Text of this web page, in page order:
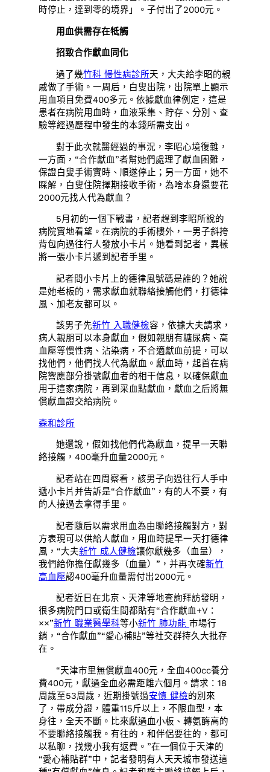
時停止，達到零的境界」。子付出了2000元。
用血供需存在牴觸
招致合作獻血同化
過了幾竹科 慢性病診所天，大夫給李昭的親
戚做了手術。一周后，白叟出院，出院單上顯示
用血項目免費400多元。依據獻血律例定，這是
患者在病院用血時，血液采集、貯存、分別、查
驗等經過歷程中發生的本錢所需支出。
對于此次就醫經過的事況，李昭心境復雜，
一方面，“合作獻血”者幫她們處理了獻血困難，
保證白叟手術實時、順遂停止；另一方面，她不
睬解，白叟住院擇期接收手術，為啥本身還要花
2000元找人代為獻血？
5月初的一個下戰書，記者趕到李昭所說的
病院實地看望。在病院的手術樓外，一男子斜挎
背包向過往行人發放小卡片。她看到記者，異樣
將一張小卡片遞到記者手里。
記者問小卡片上的德律風號碼是誰的？她說
是她老板的，需求獻血就聯絡接觸他們，打德律
風、加老友都可以。
該男子先新竹 入職健檢容，依據大夫請求，
病人親朋可以本身獻血，假如親朋有糖尿病、高
血壓等慢性病、沾染病，不合適獻血前提，可以
找他們，他們找人代為獻血。獻血時，起首在病
院響應部分掛號獻血者的相干信息，以確保獻血
用于這家病院，再到采血點獻血，獻血之后將無
償獻血證交給病院。
森和診所
她還說，假如找他們代為獻血，提早一天聯
絡接觸，400毫升血量2000元。
記者站在四周察看，該男子向過往行人手中
遞小卡片并告訴是“合作獻血”，有的人不要，有
的人接過去拿得手里。
記者隨后以需求用血為由聯絡接觸對方，對
方表現可以供給人獻血，用血時提早一天打德律
風，“大夫新竹 成人健檢讓你獻幾多（血量），
我們給你擔任獻幾多（血量）”，并再次確新竹
高血壓認400毫升血量需付出2000元。
記者近日在北京、天津等地查詢拜訪發明，
很多病院門口或衛生間都貼有“合作獻血+V：
××”新竹 職業醫學科等小新竹 肺功能市場行
銷，“合作獻血”“愛心補貼”等社交群持久大批存
在。
“天津市里無償獻血400元，全血400cc養分
費400元，獻過全血必需距離六個月。請求：18
周歲至53周歲，近期掛號過安慎 健檢的別來
了，帶成分證，體重115斤以上，不限血型，本
身往，全天不斷。比來獻過血小板、轉氨酶高的
不要聯絡接觸我。有往的，和伴侶要往的，都可
以私聊，找幾小我有返費。”在一個位于天津的
“愛心補貼群”中，記者發明有人天天城市發送這